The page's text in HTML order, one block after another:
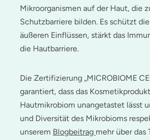
Mikroorganismen auf der Haut, die
Schutzbarriere bilden. Es schützt
äußeren Einflüssen, stärkt das
die Hautbarriere.
Die Zertifizierung „MICROBIOME
garantiert, dass das
Hautmikrobiom unangetastet lässt
und Diversität des Mikrobioms
unserem Blogbeitrag mehr über das